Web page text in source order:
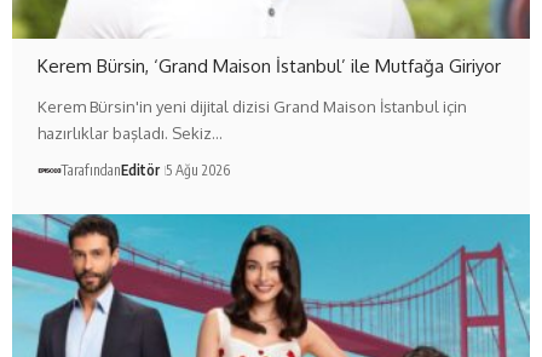
Kerem Bürsin, ‘Grand Maison İstanbul’ ile Mutfağa Giriyor
Kerem Bürsin'in yeni dijital dizisi Grand Maison İstanbul için
hazırlıklar başladı. Sekiz…
TarafındanEditör 5 Ağu 2026